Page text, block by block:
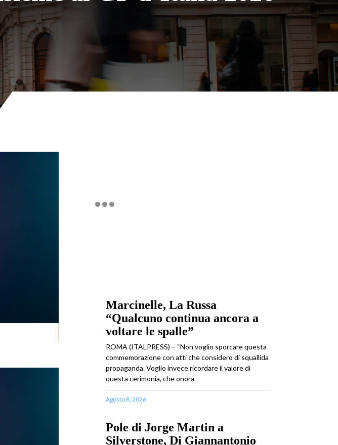
Marcinelle, La Russa
“Qualcuno continua ancora a
voltare le spalle”
ROMA (ITALPRESS) – “Non voglio sporcare questa
commemorazione con atti che considero di squallida
propaganda. Voglio invece ricordare il valore di
questa cerimonia, che onora
Agosto 8, 2026
Pole di Jorge Martin a
Silverstone, Di Giannantonio